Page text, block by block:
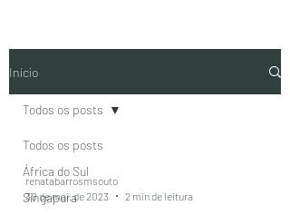
Início
Todos os posts
África do Sul
Singapura
Todos os posts
renatabarrosmsouto
30 de mai. de 2023
2 min de leitura